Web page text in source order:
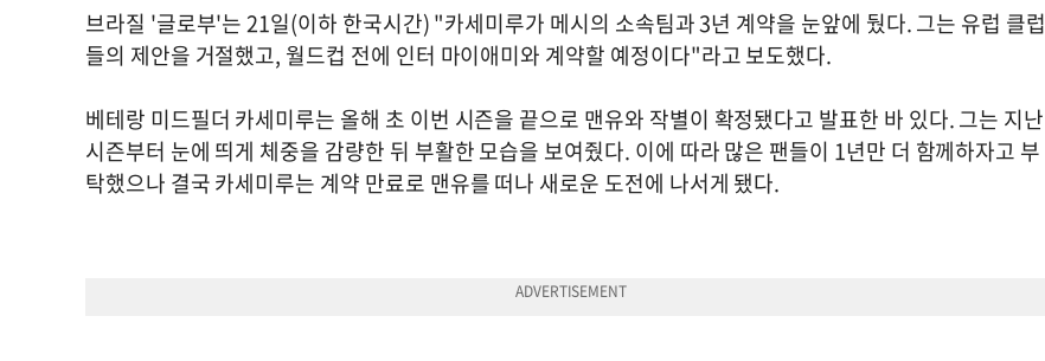
브라질 '글로부'는 21일(이하 한국시간) "카세미루가 메시의 소속팀과 3년 계약을 눈앞에 뒀다. 그는 유럽 클럽
들의 제안을 거절했고, 월드컵 전에 인터 마이애미와 계약할 예정이다"라고 보도했다.
베테랑 미드필더 카세미루는 올해 초 이번 시즌을 끝으로 맨유와 작별이 확정됐다고 발표한 바 있다. 그는 지난
시즌부터 눈에 띄게 체중을 감량한 뒤 부활한 모습을 보여줬다. 이에 따라 많은 팬들이 1년만 더 함께하자고 부
탁했으나 결국 카세미루는 계약 만료로 맨유를 떠나 새로운 도전에 나서게 됐다.